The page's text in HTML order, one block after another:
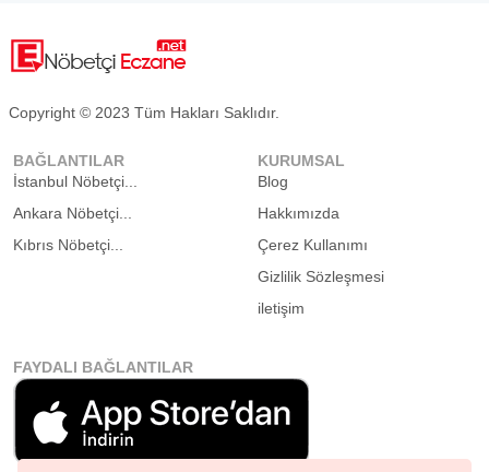
Copyright © 2023 Tüm Hakları Saklıdır.
BAĞLANTILAR
İstanbul Nöbetçi...
Ankara Nöbetçi...
Kıbrıs Nöbetçi...
KURUMSAL
Blog
Hakkımızda
Çerez Kullanımı
Gizlilik Sözleşmesi
iletişim
FAYDALI BAĞLANTILAR